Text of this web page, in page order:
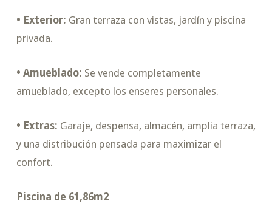
• Exterior: Gran terraza con vistas, jardín y piscina
privada.
• Amueblado: Se vende completamente
amueblado, excepto los enseres personales.
• Extras: Garaje, despensa, almacén, amplia terraza,
y una distribución pensada para maximizar el
confort.
Piscina de 61,86m2